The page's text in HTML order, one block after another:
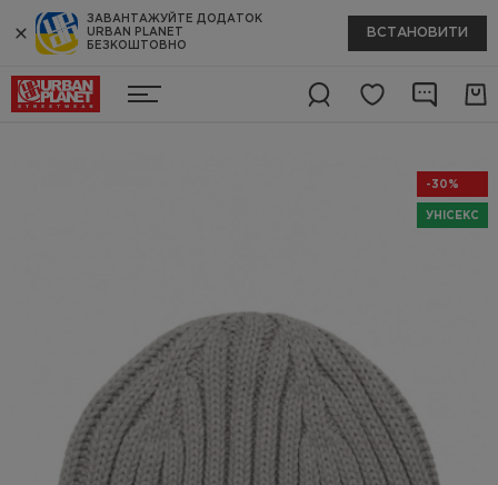
ЗАВАНТАЖУЙТЕ ДОДАТОК
URBAN PLANET
БЕЗКОШТОВНО
ВСТАНОВИТИ
-30%
УНІСЕКС